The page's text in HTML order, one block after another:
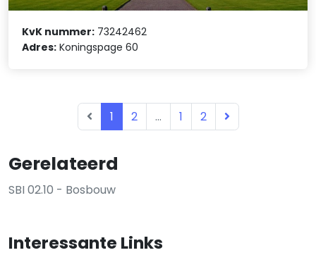
Gerelateerd
SBI 02.10 - Bosbouw
Interessante Links
KvK nummer: 73242462
Adres: Koningspage 60
1 2 ... 1 2